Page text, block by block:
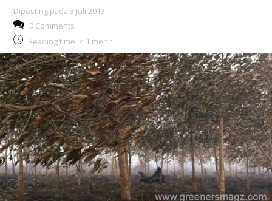
Diposting pada 3 Juli 2013
0 Comments
Reading time: < 1 menit